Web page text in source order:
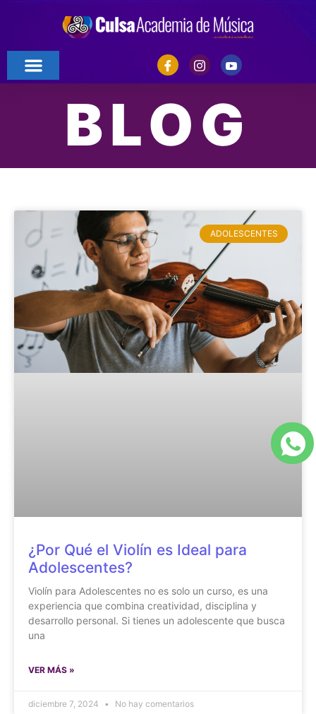
BLOG
ADOLESCENTES
¿Por Qué el Violín es Ideal para
Adolescentes?
Violín para Adolescentes no es solo un curso, es una
experiencia que combina creatividad, disciplina y
desarrollo personal. Si tienes un adolescente que busca
una
VER MÁS »
diciembre 7, 2024 No hay comentarios